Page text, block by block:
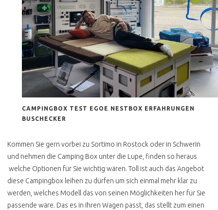
T3 TECHNISCHE
VERBESSERUNGEN
T3 1.9 TD, TDI
MOTORUMBAU
T3 BENZINER 2E ODER
ABK MOTOR
BOXER WBX RUCKELT
T3
T3 GPS TRACKING
T3 LUFTLEITPAPPEN
CO GASWARNER
CAMPINGBOX TEST EGOE NESTBOX ERFAHRUNGEN
BUSCHECKER
Kommen Sie gern vorbei zu Sortimo in Rostock oder in Schwerin
und nehmen die Camping Box unter die Lupe, finden so heraus
welche Optionen für Sie wichtig wären. Toll ist auch das Angebot
diese Campingbox leihen zu dürfen um sich einmal mehr klar zu
werden, welches Modell das von seinen Möglichkeiten her für Sie
passende wäre. Das es in Ihren Wagen passt, das stellt zum einen